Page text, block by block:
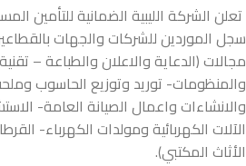
تعلن الشركة الليبية الضمانية للتأمين
سجل الموردين للشركات والجهات
مجالات (الدعاية والاعلان والطباعة –
والمنظومات- توريد وتوزيع الحاسوب
والانشاءات واعمال الصيانة العامة-
الآلات الكهربائية ومولدات الكهرباء-
الأثاث المكتبي).